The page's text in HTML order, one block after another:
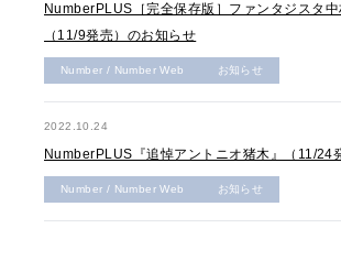
NumberPLUS［完全保存版］ファンタジスタ中
（11/9発売）のお知らせ
Number / Number Web お知らせ
2022.10.24
NumberPLUS『追悼アントニオ猪木』（11/24
Number / Number Web お知らせ